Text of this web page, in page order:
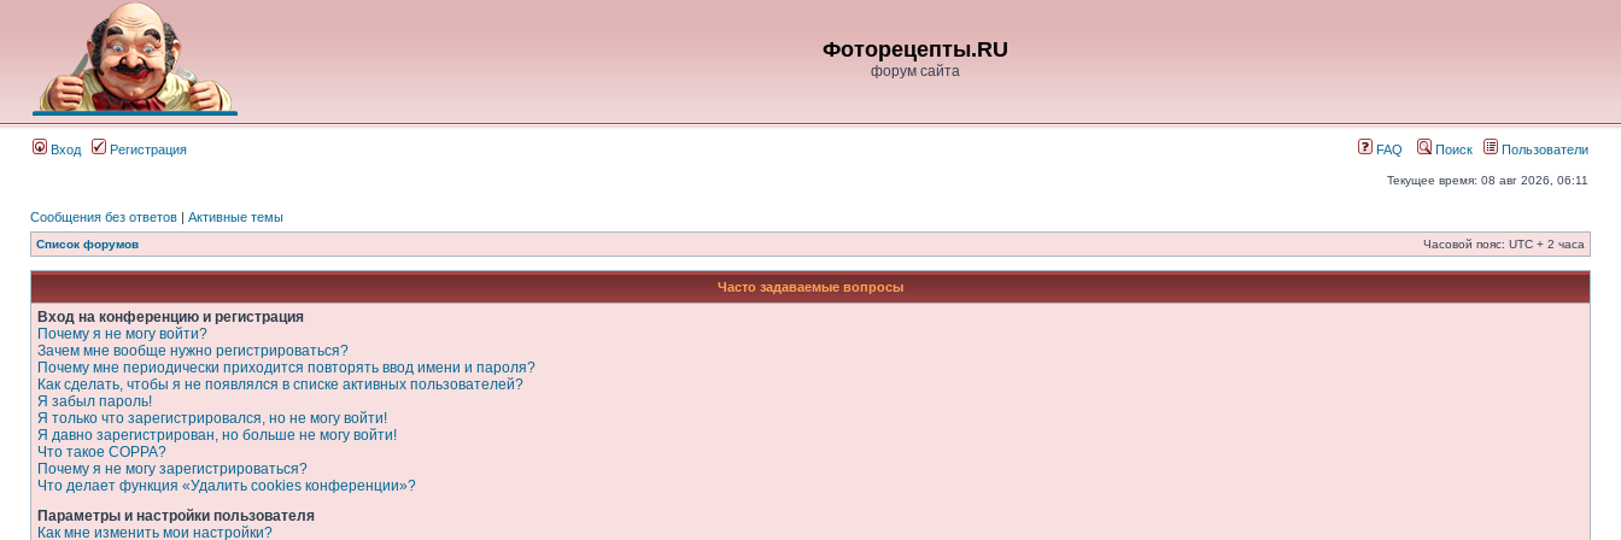
Фоторецепты.RU
форум сайта
Вход Регистрация FAQ Поиск Пользователи
Текущее время: 08 авг 2026, 06:11
Сообщения без ответов | Активные темы
Список форумов Часовой пояс: UTC + 2 часа
Часто задаваемые вопросы
Вход на конференцию и регистрация
Почему я не могу войти?
Зачем мне вообще нужно регистрироваться?
Почему мне периодически приходится повторять ввод имени и пароля?
Как сделать, чтобы я не появлялся в списке активных пользователей?
Я забыл пароль!
Я только что зарегистрировался, но не могу войти!
Я давно зарегистрирован, но больше не могу войти!
Что такое COPPA?
Почему я не могу зарегистрироваться?
Что делает функция «Удалить cookies конференции»?
Параметры и настройки пользователя
Как мне изменить мои настройки?